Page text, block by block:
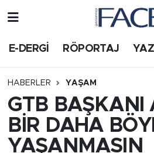
E-DERGİ RÖPORTAJ
HABERLER YAŞAM
GTB BAŞKANI
BİR DAHA
YAŞANMASIN
HABER
Nöbetçi Eczaneler
Trafik Durumu
Süper Lig Puan Durumu